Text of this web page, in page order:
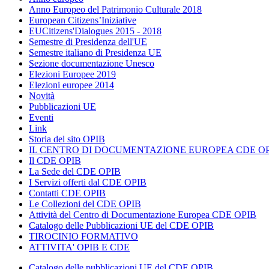
Anno Europeo del Patrimonio Culturale 2018
European Citizens’Iniziative
EUCitizens'Dialogues 2015 - 2018
Semestre di Presidenza dell'UE
Semestre italiano di Presidenza UE
Sezione documentazione Unesco
Elezioni Europee 2019
Elezioni europee 2014
Novità
Pubblicazioni UE
Eventi
Link
Storia del sito OPIB
IL CENTRO DI DOCUMENTAZIONE EUROPEA CDE
Il CDE OPIB
La Sede del CDE OPIB
I Servizi offerti dal CDE OPIB
Contatti CDE OPIB
Le Collezioni del CDE OPIB
Attività del Centro di Documentazione Europea CDE OPIB
Catalogo delle Pubblicazioni UE del CDE OPIB
TIROCINIO FORMATIVO
ATTIVITA' OPIB E CDE